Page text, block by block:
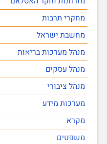
מחקרי תרבות
מחשבת ישראל
מנהל מערכות בריאות
מנהל עסקים
מנהל ציבורי
מערכות מידע
מקרא
משפטים